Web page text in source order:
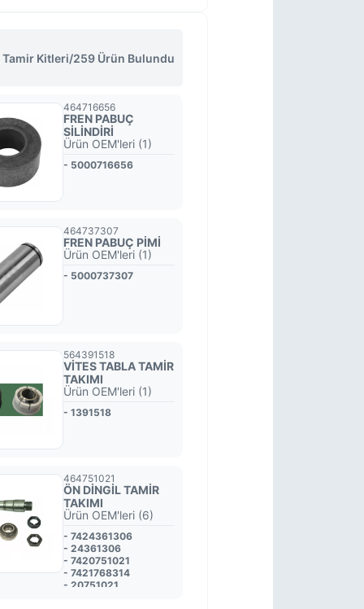
Tamir Kitleri/259 Ürün Bulundu
464716656
FREN PABUÇ
SİLİNDİRİ
Ürün OEM'leri (1)
- 5000716656
464737307
FREN PABUÇ PİMİ
Ürün OEM'leri (1)
- 5000737307
564391518
VİTES TABLA TAMİR
TAKIMI
Ürün OEM'leri (1)
- 1391518
464751021
ÖN DİNGİL TAMİR
TAKIMI
Ürün OEM'leri (6)
- 7424361306
- 24361306
- 7420751021
- 7421768314
- 20751021